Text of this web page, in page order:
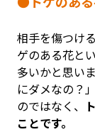
相手を傷つけ
ゲのある花と
多いかと思い
にダメなの？
のではなく、
ことです。